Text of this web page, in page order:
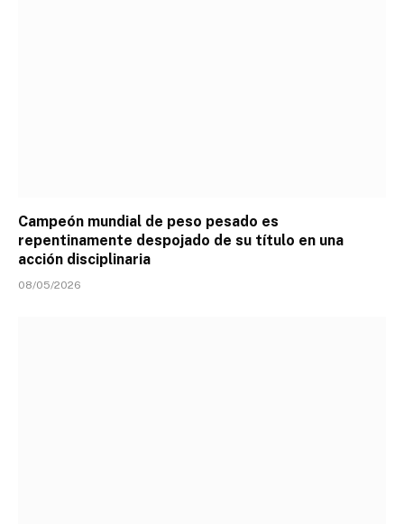
Campeón mundial de peso pesado es
repentinamente despojado de su título en una
acción disciplinaria
08/05/2026